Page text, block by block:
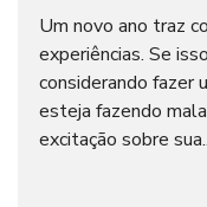
Um novo ano traz
experiências. Se
considerando fazer
esteja fazendo
excitação sobre